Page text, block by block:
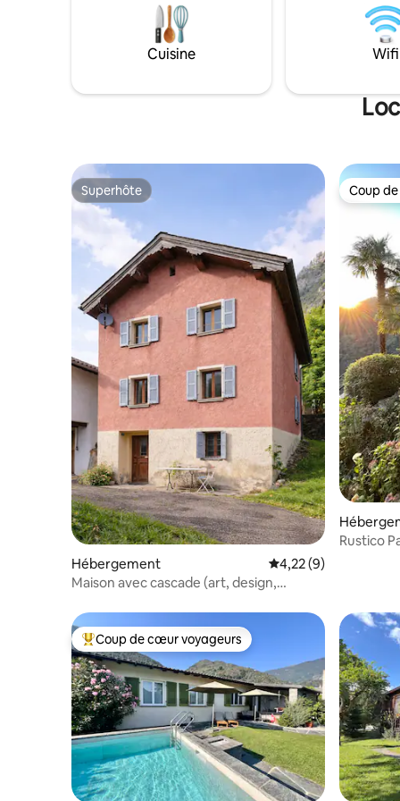
recharge privée pour véhicules
électriques, carte d’hôte incluse. À
proximité : lac de baignade (entrée
gratuite) et piste de ski pour enfants
et la détente dans les Alpes.
salle de
et 1
Cuisine Wifi
Superhôte
Superhôte
Hébergement Évaluation moyenne
4,22 (9)
Maison avec cascade (art, design,
Coup
Coup
Rustico
Coups de cœur voyageurs les plus appréciés
Coup de cœur voyageurs